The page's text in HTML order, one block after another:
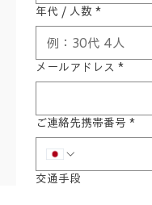
年代 / 人数 *
メールアドレス *
ご連絡先携帯番号 *
交通手段